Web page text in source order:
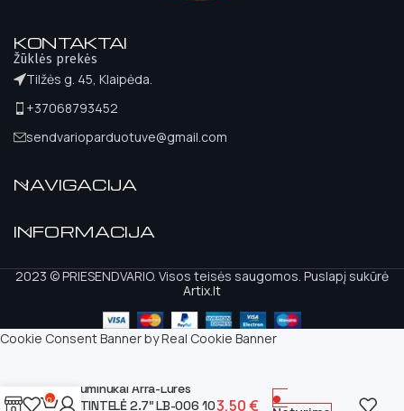
KONTAKTAI
Žūklės prekės
Tilžės g. 45, Klaipėda.
+37068793452
sendvarioparduotuve@gmail.com
NAVIGACIJA
INFORMACIJA
2023 © PRIESENDVARIO. Visos teisės saugomos. Puslapį sukūrė
Artix.lt
Guminukai Arra-Lures
STINTELĖ 2.7″ LB-006 103,50€
0
Cookie Consent Banner by Real Cookie Banner